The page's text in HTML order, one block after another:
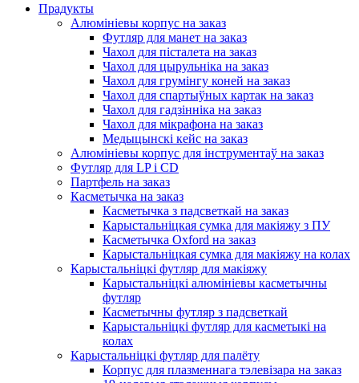
Прадукты
Алюмініевы корпус на заказ
Футляр для манет на заказ
Чахол для пісталета на заказ
Чахол для цырульніка на заказ
Чахол для грумінгу коней на заказ
Чахол для спартыўных картак на заказ
Чахол для гадзінніка на заказ
Чахол для мікрафона на заказ
Медыцынскі кейс на заказ
Алюмініевы корпус для інструментаў на заказ
Футляр для LP і CD
Партфель на заказ
Касметычка на заказ
Касметычка з падсветкай на заказ
Карыстальніцкая сумка для макіяжу з ПУ
Касметычка Oxford на заказ
Карыстальніцкая сумка для макіяжу на колах
Карыстальніцкі футляр для макіяжу
Карыстальніцкі алюмініевы касметычны
футляр
Касметычны футляр з падсветкай
Карыстальніцкі футляр для касметыкі на
колах
Карыстальніцкі футляр для палёту
Корпус для плазменнага тэлевізара на заказ